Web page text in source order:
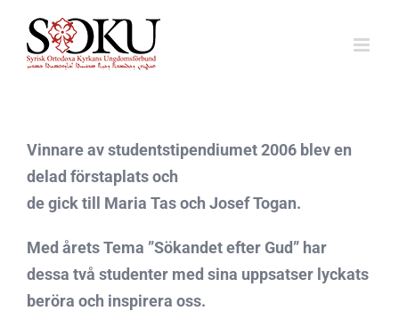
innehållet
Vinnare av studentstipendiumet 2006 blev en
delad förstaplats och
de gick till Maria Tas och Josef Togan.
Med årets Tema ”Sökandet efter Gud” har
dessa två studenter med sina uppsatser lyckats
beröra och inspirera oss.